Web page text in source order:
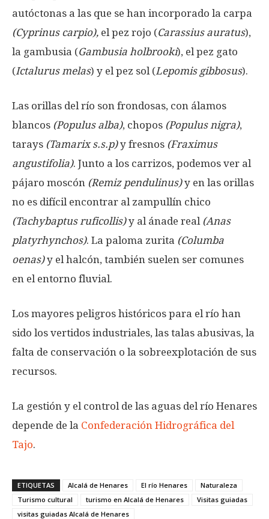
autóctonas a las que se han incorporado la carpa
(Cyprinus carpio), el pez rojo (Carassius auratus),
la gambusia (Gambusia holbrooki), el pez gato
(Ictalurus melas) y el pez sol (Lepomis gibbosus).
Las orillas del río son frondosas, con álamos
blancos (Populus alba), chopos (Populus nigra),
tarays (Tamarix s.s.p)y fresnos (Fraximus
angustifolia). Junto a los carrizos, podemos ver al
pájaro moscón (Remiz pendulinus)y en las orillas
no es difícil encontrar al zampullín chico
(Tachybaptus ruficollis)y al ánade real (Anas
platyrhynchos). La paloma zurita (Columba
oenas)y el halcón, también suelen ser comunes
en el entorno fluvial.
Los mayores peligros históricos para el río han
sido los vertidos industriales, las talas abusivas, la
falta de conservación o la sobreexplotación de sus
recursos.
La gestión y el control de las aguas del río Henares
depende de la Confederación Hidrográfica del
Tajo.
ETIQUETAS Alcalá de Henares El río Henares
Naturaleza
Turismo cultural
turismo en Alcalá de Henares
Visitas guiadas
visitas guiadas Alcalá de Henares